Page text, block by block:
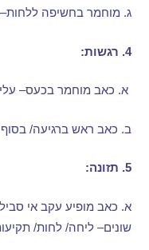
ג. מוחמר בחשיפה ללחות
4. רגשות:
א. כאב מוחמר בכעס–
ב. כאב ראש ברגיעה/
5. תזונה:
א. כאב מופיע עקב אי
שונים–ליחה/לחות/